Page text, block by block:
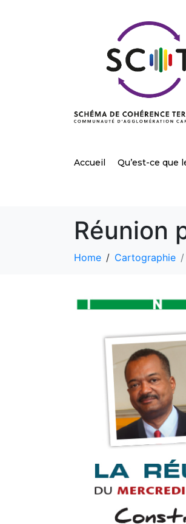
Accueil Qu’est-ce que
Réunion
Home Cartographie